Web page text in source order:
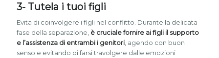
3- Tutela i tuoi figli
Evita di coinvolgere i figli nel conflitto. Durante la delicata
fase della separazione, è cruciale fornire ai figli il supporto
e l’assistenza di entrambi i genitori, agendo con buon
senso e evitando di farsi travolgere dalle emozioni